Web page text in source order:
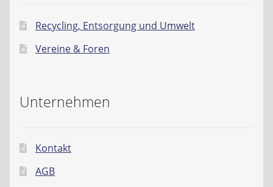
Recycling, Entsorgung und Umwelt
Vereine & Foren
Unternehmen
Kontakt
AGB